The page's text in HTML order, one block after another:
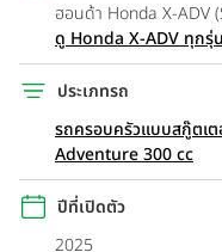
ฮอนด้า Honda X-ADV
ดู Honda X-ADV ทุกรุ่
ประเภทรถ
รถครอบครัวแบบสกู๊ตเต
Adventure 300 cc
ปีที่เปิดตัว
2025